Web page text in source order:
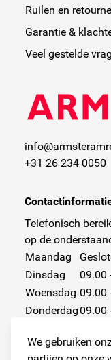
We gebruiken
Ruilen en
Garantie &
Veel gestelde
+31 26 234 0050
Telefonisch
op de
Maandag
Dinsdag
09.00
Woensdag 09.00
Donderdag 09.00
Zaterdag